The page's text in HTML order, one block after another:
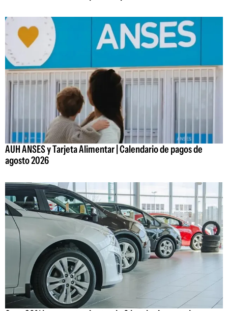
AUH ANSES y Tarjeta Alimentar | Calendario de pagos de
agosto 2026